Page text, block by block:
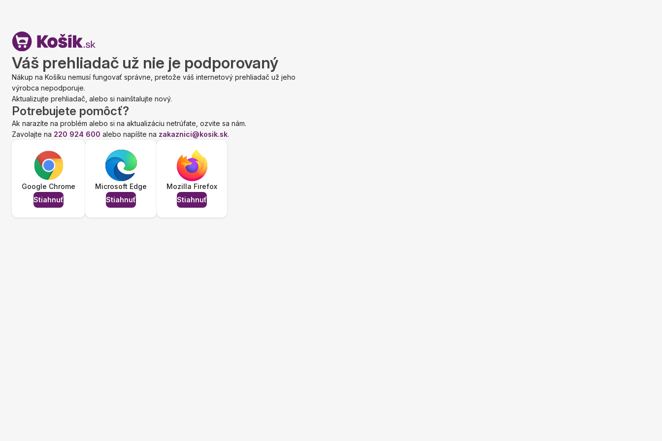
Váš prehliadač už nie je podporovaný
Nákup na Košíku nemusí fungovať správne, pretože váš internetový prehliadač už jeho
výrobca nepodporuje.
Aktualizujte prehliadač, alebo si nainštalujte nový.
Potrebujete pomôcť?
Ak narazíte na problém alebo si na aktualizáciu netrúfate, ozvite sa nám.
Zavolajte na 220 924 600 alebo napíšte na zakaznici@kosik.sk.
Google Chrome
Stiahnuť
Microsoft Edge
Stiahnuť
Mozilla Firefox
Stiahnuť